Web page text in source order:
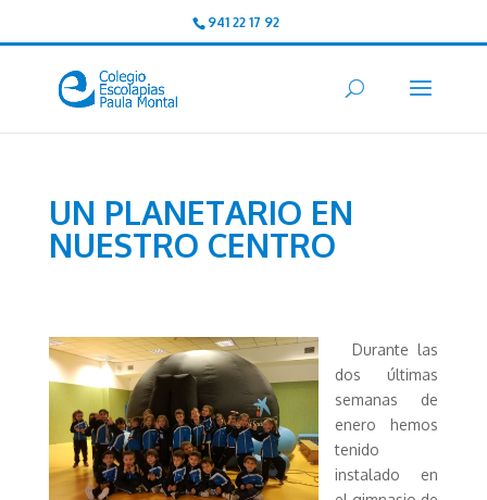
941 22 17 92
UN PLANETARIO EN
NUESTRO CENTRO
Durante las
dos últimas
semanas de
enero hemos
tenido
instalado en